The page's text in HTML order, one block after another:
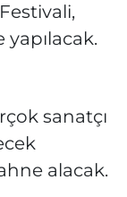
yapılacak.
sanatçı
alacak.